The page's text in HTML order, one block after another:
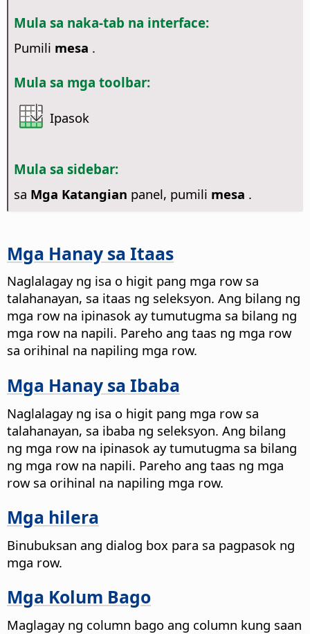
Mula sa naka-tab na interface:
Pumili mesa .
Mula sa mga toolbar:
Ipasok
Mula sa sidebar:
sa Mga Katangian panel, pumili mesa .
Mga Hanay sa Itaas
Naglalagay ng isa o higit pang mga row sa
talahanayan, sa itaas ng seleksyon. Ang bilang ng
mga row na ipinasok ay tumutugma sa bilang ng
mga row na napili. Pareho ang taas ng mga row
sa orihinal na napiling mga row.
Mga Hanay sa Ibaba
Naglalagay ng isa o higit pang mga row sa
talahanayan, sa ibaba ng seleksyon. Ang bilang
ng mga row na ipinasok ay tumutugma sa bilang
ng mga row na napili. Pareho ang taas ng mga
row sa orihinal na napiling mga row.
Mga hilera
Binubuksan ang dialog box para sa pagpasok ng
mga row.
Mga Kolum Bago
Maglagay ng column bago ang column kung saan